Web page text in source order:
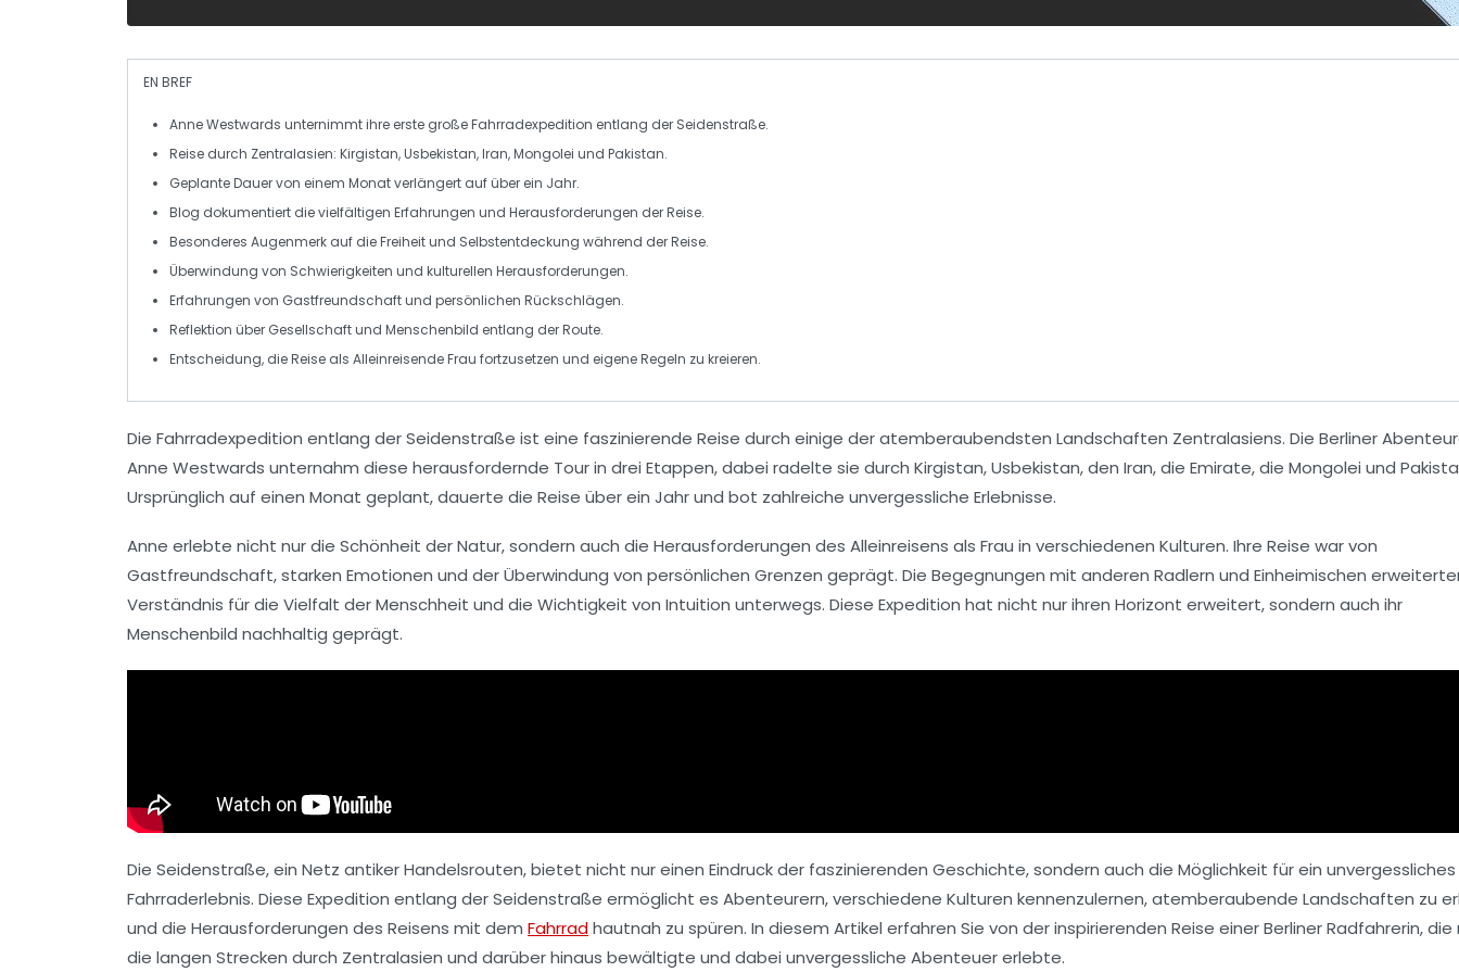
EN BREF
Anne Westwards unternimmt ihre erste großeFahrradexpedition entlang der Seidenstraße.
Reise durch Zentralasien: Kirgistan,Usbekistan,Iran,Mongolei und Pakistan.
Geplante Dauer von einem Monat verlängert auf über ein Jahr.
Blog dokumentiert die vielfältigen Erfahrungen und Herausforderungen der Reise.
Besonderes Augenmerk auf dieFreiheitund Selbstentdeckung während der Reise.
Überwindung von Schwierigkeiten und kulturellen Herausforderungen.
Erfahrungen von Gastfreundschaftund persönlichen Rückschlägen.
Reflektion über Gesellschaftund Menschenbild entlang der Route.
Entscheidung, die Reise als AlleinreisendeFrau fortzusetzen und eigeneRegeln zu kreieren.
Die Fahrradexpedition entlang derSeidenstraße ist eine faszinierende Reise durch einige der atemberaubendsten Landschaften Zentralasiens. Die Berliner
Anne Westwards unternahm diese herausfordernde Tour in drei Etappen, dabei radelte sie durch Kirgistan,Usbekistan, den Iran, die Emirate, die Mongolei und
Ursprünglich auf einen Monat geplant, dauerte die Reise über ein Jahr und bot zahlreiche unvergessliche Erlebnisse.
Anne erlebte nicht nur die Schönheit der Natur, sondern auch die Herausforderungen des Alleinreisens als Frau in verschiedenen Kulturen. Ihre Reise war von
Gastfreundschaft, starken Emotionen und der Überwindung von persönlichen Grenzen geprägt. Die Begegnungen mit anderen Radlern und Einheimischen
Verständnis für die Vielfalt der Menschheit und die Wichtigkeit von Intuition unterwegs. Diese Expedition hat nicht nur ihren Horizont erweitert, sondern auch ihr
Menschenbild nachhaltig geprägt.
Die Seidenstraße, ein Netz antiker Handelsrouten, bietet nicht nur einen Eindruck der faszinierenden Geschichte, sondern auch die Möglichkeit für ein unvergessliches
Fahrraderlebnis. Diese Expedition entlang der Seidenstraße ermöglicht es Abenteurern, verschiedene Kulturen kennenzulernen, atemberaubende Landschaften zu
und die Herausforderungen des Reisens mit dem Fahrradhautnah zu spüren. In diesem Artikel erfahren Sie von der inspirierenden Reise einer Berliner Radfahrerin,
die langen Strecken durch Zentralasien und darüber hinaus bewältigte und dabei unvergessliche Abenteuer erlebte.